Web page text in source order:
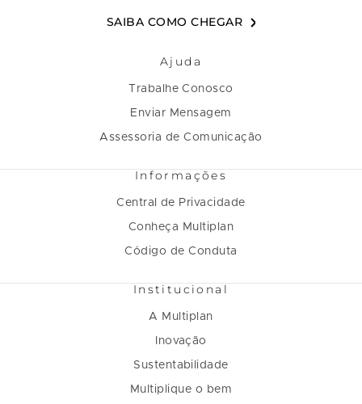
SAIBA COMO CHEGAR
Ajuda
Trabalhe Conosco
Enviar Mensagem
Assessoria de Comunicação
Informações
Central de Privacidade
Conheça Multiplan
Código de Conduta
Institucional
A Multiplan
Inovação
Sustentabilidade
Multiplique o bem